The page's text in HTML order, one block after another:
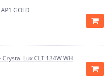
GOLD
Lux CLT 134W WH